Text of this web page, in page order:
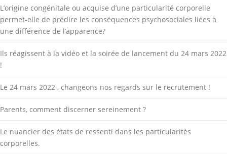
L’origine congénitale ou acquise d’une particularité corporelle
permet-elle de prédire les conséquences psychosociales liées à
une différence de l’apparence?
Ils réagissent à la vidéo et la soirée de lancement du 24 mars 2022
!
Le 24 mars 2022 , changeons nos regards sur le recrutement !
Parents, comment discerner sereinement ?
Le nuancier des états de ressenti dans les particularités
corporelles.